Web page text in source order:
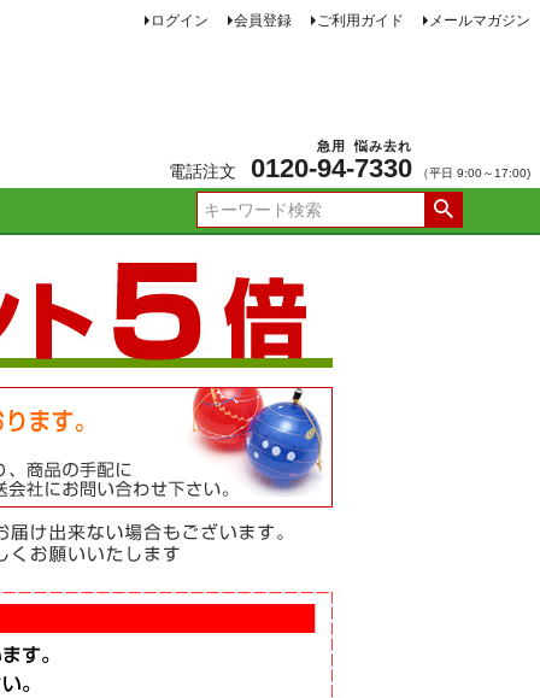
ログイン 会員登録 ご利用ガイド メールマガジン
電話注文 0120-94
急用
-7330
悩み去れ
（平日 9:00～17:00)